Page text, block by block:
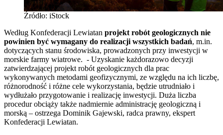
Źródło: iStock
Według Konfederacji Lewiatan projekt robót geologicznych nie
powinien być wymagany do realizacji wszystkich badań, m.in.
dotyczących stanu środowiska, prowadzonych przy inwestycji w
morskie farmy wiatrowe. - Uzyskanie każdorazowo decyzji
zatwierdzającej projekt robót geologicznych dla prac
wykonywanych metodami geofizycznymi, ze względu na ich liczbę,
różnorodność i różne cele wykorzystania, będzie utrudniało i
wydłużało przygotowanie i realizację inwestycji. Duża liczba
procedur obciąży także nadmiernie administrację geologiczną i
morską – ostrzega Dominik Gajewski, radca prawny, ekspert
Konfederacji Lewiatan.